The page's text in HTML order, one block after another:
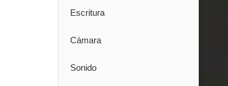
Escritura
Cámara
Sonido